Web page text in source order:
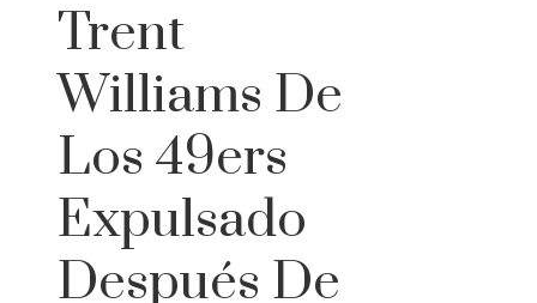
Trent
Williams De
Los 49ers
Expulsado
Después De